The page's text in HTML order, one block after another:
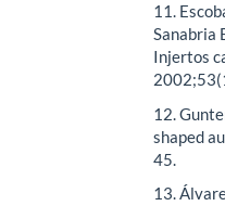
11.
Sanabria
Injertos
12.
shaped
45.
13.